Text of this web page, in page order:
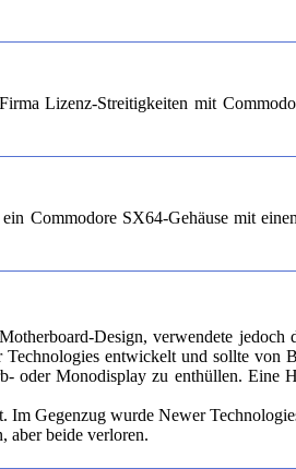
Lizenz-Streitigkeiten mit
Commodore SX64-Gehäuse mit
Design, verwendete jedoch
entwickelt und sollte von
oder Monodisplay zu enthüllen. Eine
Im Gegenzug wurde Newer
aber beide verloren.